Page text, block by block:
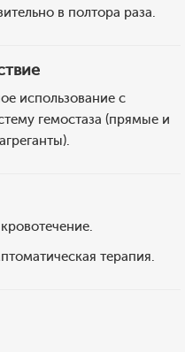
в полтора раза.
использование с
гемостаза (прямые и
терапия.